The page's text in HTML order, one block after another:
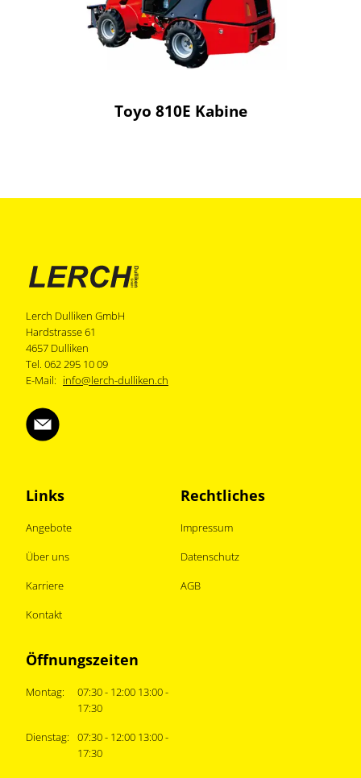
Toyo 810E Kabine
Lerch Dulliken GmbH
Hardstrasse 61
4657 Dulliken
Tel. 062 295 10 09
E-Mail: info@lerch-dulliken.ch
Links
Angebote
Über uns
Karriere
Kontakt
Rechtliches
Impressum
Datenschutz
AGB
Öffnungszeiten
Montag:
07:30 - 12:00 13:00 -
17:30
Dienstag:
07:30 - 12:00 13:00 -
17:30